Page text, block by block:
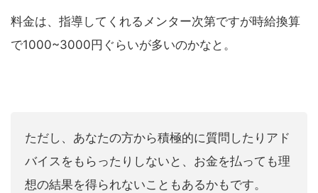
料金は、指導してくれるメンター次第ですが時給換算
で1000~3000円ぐらいが多いのかなと。
ただし、あなたの方から積極的に質問したりアド
バイスをもらったりしないと、お金を払っても理
想の結果を得られないこともあるかもです。